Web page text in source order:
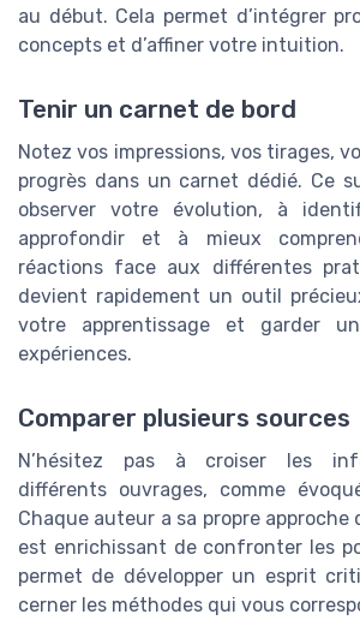
au début. Cela permet d’intégrer
concepts et d’affiner votre intuition.
Tenir un carnet de bord
Notez vos impressions, vos tirages,
progrès dans un carnet dédié. Ce
observer votre évolution, à
approfondir et à mieux
réactions face aux différentes
devient rapidement un outil
votre apprentissage et garder
expériences.
Comparer plusieurs sources
N’hésitez pas à croiser les
différents ouvrages, comme
Chaque auteur a sa propre approche
est enrichissant de confronter les
permet de développer un esprit
cerner les méthodes qui vous